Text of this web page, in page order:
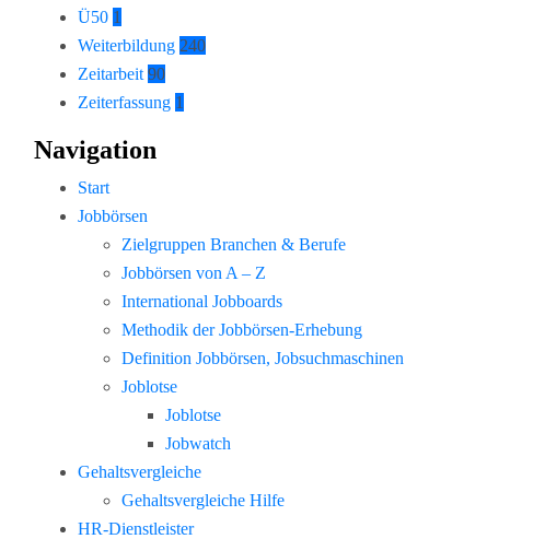
Ü50 1
Weiterbildung 240
Zeitarbeit 90
Zeiterfassung 1
Navigation
Start
Jobbörsen
Zielgruppen Branchen & Berufe
Jobbörsen von A – Z
International Jobboards
Methodik der Jobbörsen-Erhebung
Definition Jobbörsen, Jobsuchmaschinen
Joblotse
Joblotse
Jobwatch
Gehaltsvergleiche
Gehaltsvergleiche Hilfe
HR-Dienstleister